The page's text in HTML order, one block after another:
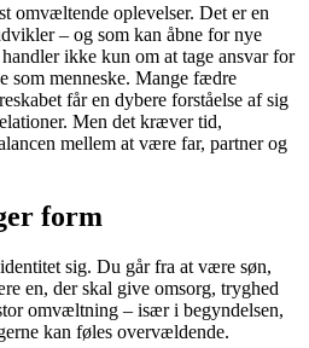
omvæltende oplevelser. Det er en
– og som kan åbne for nye
ikke kun om at tage ansvar for
som menneske. Mange fædre
får en dybere forståelse af sig
Men det kræver tid,
mellem at være far, partner og
form
sig. Du går fra at være søn,
en, der skal give omsorg, tryghed
omvæltning – især i begyndelsen,
kan føles overvældende.